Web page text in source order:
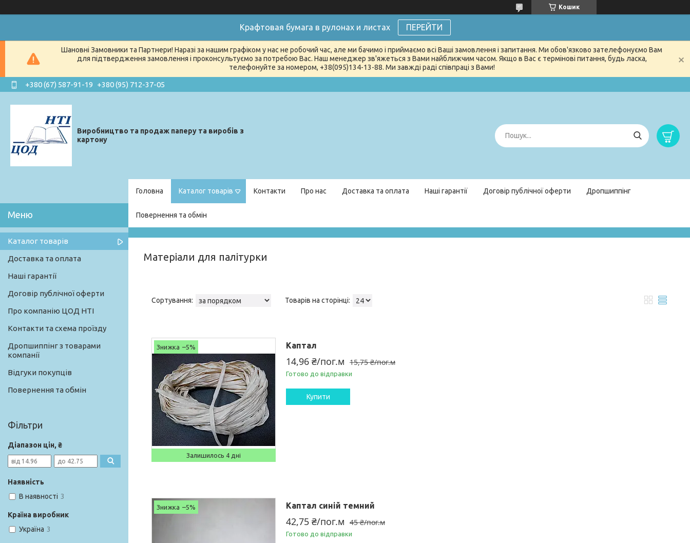
Кошик
Крафтовая бумага в рулонах и листах ПЕРЕЙТИ
Шановні Замовники та Партнери! Наразі за нашим графіком у нас не робочий час, але ми бачимо і приймаємо всі Ваші замовлення і запитання. Ми обов'язково зателефонуємо Вам
для підтвердження замовлення і проконсультуємо за потребою Вас. Наш менеджер зв'яжеться з Вами найближчим часом. Якщо в Вас є термінові питання, будь ласка,
телефонуйте за номером, +38(095)134-13-88. Ми завжді раді співпраці з Вами!
+380 (67) 587-91-19 +380 (95) 712-37-05
Виробництво та продаж паперу та виробів з
картону
Головна Каталог товарів Контакти Про нас Доставка та оплата Наші гарантії Договір публічної оферти Дропшиппінг
Повернення та обмін
Матеріали для палітурки
–5%
Залишилось 4 дні
Каптал
15,75 ₴/пог.м
14,96 ₴/пог.м
Готово до відправки
Купити
–5% Каптал синій темний
45 ₴/пог.м
42,75 ₴/пог.м
Готово до відправки
Каталог товарів
Доставка та оплата
Наші гарантії
Договір публічної оферти
Про компанію ЦОД НТІ
Контакти та схема проїзду
Дропшиппінг з товарами
компанії
Відгуки покупців
Повернення та обмін
Фільтри
Діапазон цін, ₴
Наявність
В наявності 3
Країна виробник
Україна 3